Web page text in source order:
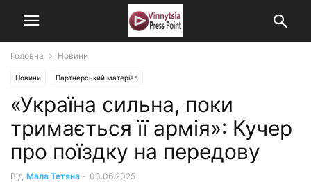
Головна Новини
Новини Партнерський матеріал
«Україна сильна, поки
тримається її армія»: Кучер
про поїздку на передову
Від Мала Тетяна - 03.06.2025